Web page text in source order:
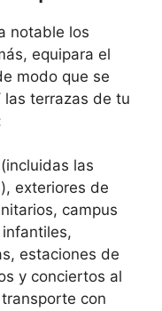
notable los
equipara el
modo que se
las terrazas de tu
las
exteriores de
campus
estaciones de
y conciertos al
con